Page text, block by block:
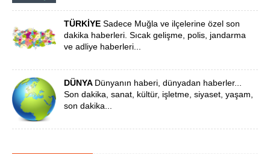
TÜRKİYESadece Muğla ve ilçelerine özel son
dakika haberleri. Sıcak gelişme, polis, jandarma
ve adliye haberleri...
DÜNYA Dünyanın haberi, dünyadan haberler...
Son dakika, sanat, kültür, işletme, siyaset, yaşam,
son dakika...